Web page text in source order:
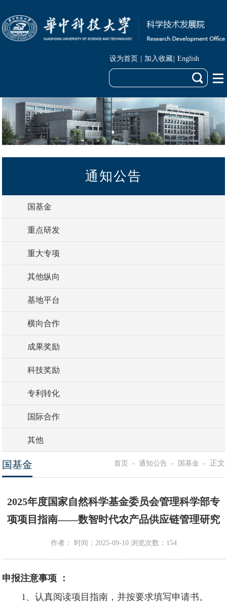
设为首页 | 加入收藏| English
通知公告
国基金
重点研发
重大专项
其他纵向
基地平台
横向合作
成果奖励
科技奖励
专利转化
国际合作
其他
国基金 首页 - 通知公告 - 国基金 - 正文
2025年度国家自然科学基金委员会管理科学部专
项项目指南——数智时代农产品供应链管理研究
作者： 时间：2025-09-10 浏览次数： 154
申报注意事项
：
1、认真阅读项目指南，并按要求填写申请书。